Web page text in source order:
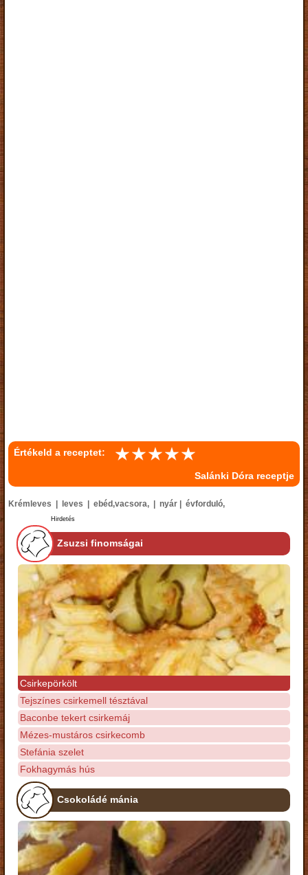
Értékeld a receptet:
Salánki Dóra receptje
Krémleves | leves | ebéd,vacsora, | nyár | évforduló,
Hirdetés
Zsuzsi finomságai
Csirkepörkölt
Tejszínes csirkemell tésztával
Baconbe tekert csirkemáj
Mézes-mustáros csirkecomb
Stefánia szelet
Fokhagymás hús
Csokoládé mánia